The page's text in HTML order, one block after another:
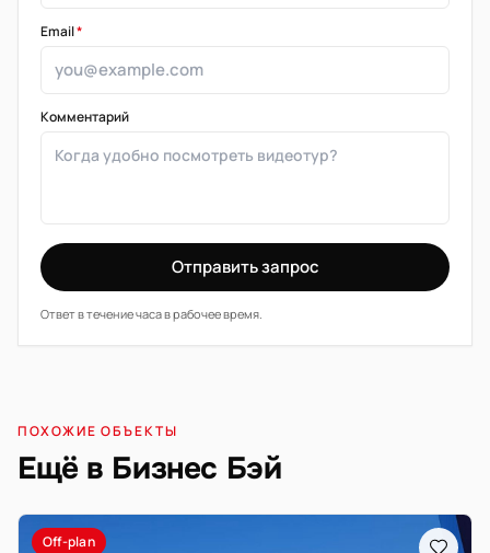
Email*
Комментарий
Отправить запрос
Ответ в течение часа в рабочее время.
ПОХОЖИЕ ОБЪЕКТЫ
Ещё в Бизнес Бэй
Off-plan